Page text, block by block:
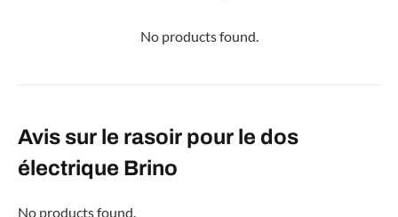
No products found.
Avis sur le rasoir pour le dos
électrique Brino
No products found.